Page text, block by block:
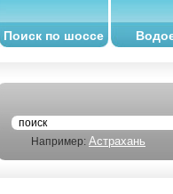
Поиск по шоссе
Например: Астрахань